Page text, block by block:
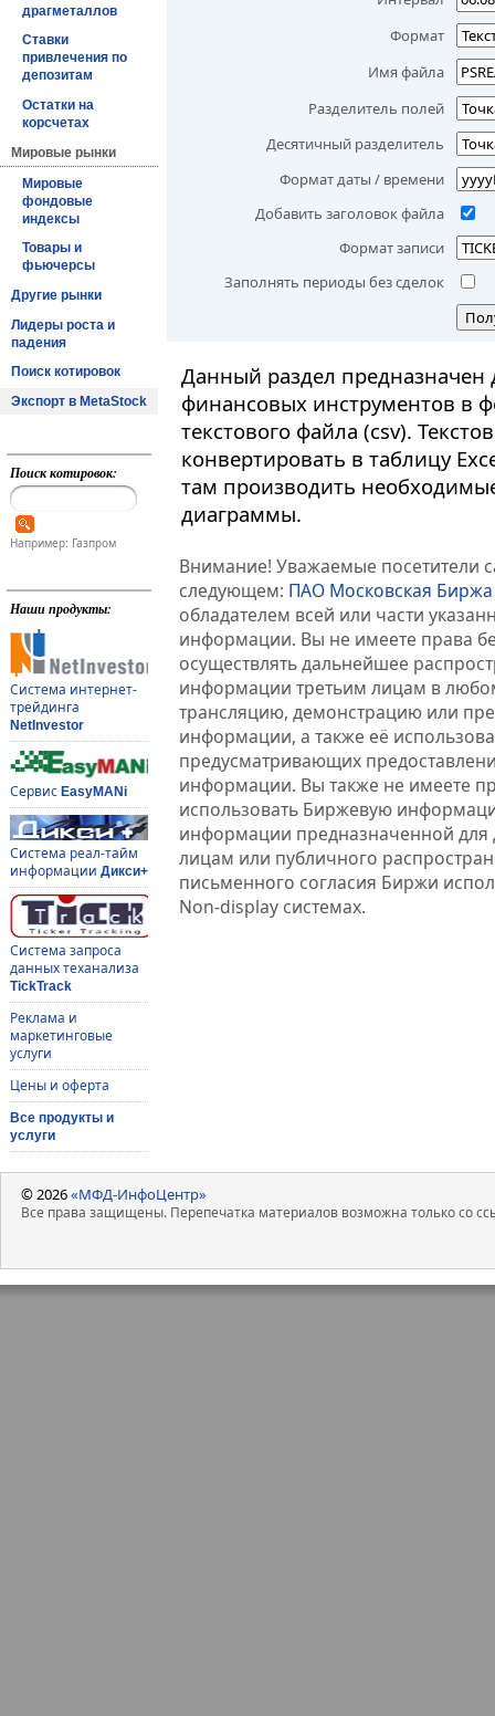
драгметаллов
Ставки
привлечения по
депозитам
Остатки на
корсчетах
Мировые рынки
Мировые
фондовые
индексы
Товары и
фьючерсы
Другие рынки
Лидеры роста и
падения
Поиск котировок
Экспорт в MetaStock
Поиск котировок:
Например: Газпром
Наши продукты:
Система интернет-
трейдинга
NetInvestor
Сервис EasyMANi
Система реал-тайм
информации Дикси+
Система запроса
данных теханализа
TickTrack
Реклама и
маркетинговые
услуги
Цены и оферта
Все продукты и
услуги
Формат
Имя файла
Разделитель полей
Десятичный разделитель
Формат даты / времени
Добавить заголовок файла
Формат записи
Заполнять периоды без сделок
Данный раздел
финансовых инструментов в
текстового файла (csv).
конвертировать в таблицу
там производить
диаграммы.
Внимание! Уважаемые посетители
следующем: ПАО Московская Биржа
обладателем всей или части
информации. Вы не имеете права
осуществлять дальнейшее
информации третьим лицам в
трансляцию, демонстрацию или
информации, а также её
предусматривающих
информации. Вы также не имеете
использовать Биржевую
информации предназначенной для
лицам или публичного
письменного согласия Биржи
Non-display системах.
© 2026«МФД-ИнфоЦентр»
Все права защищены. Перепечатка материалов возможна только со